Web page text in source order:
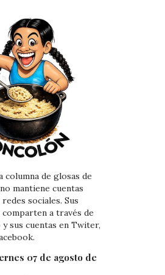
columna de glosas de
mantiene cuentas
sociales. Sus
a través de
sus cuentas en Twiter,
07 de agosto de